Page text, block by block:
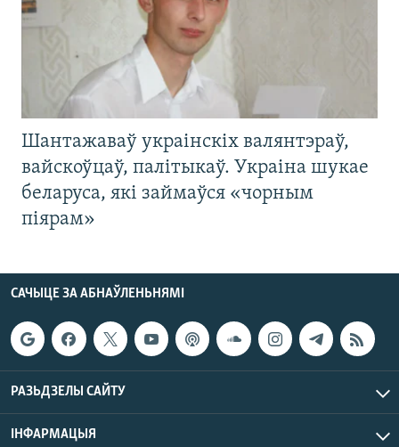
Шантажаваў украінскіх валянтэраў,
вайскоўцаў, палітыкаў. Украіна шукае
беларуса, які займаўся «чорным
піярам»
САЧЫЦЕ ЗА АБНАЎЛЕНЬНЯМІ
РАЗЬДЗЕЛЫ САЙТУ
ІНФАРМАЦЫЯ